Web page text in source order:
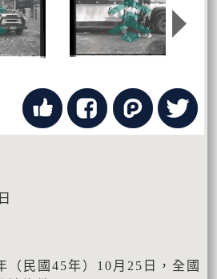
（民國45年）10月25日，全國